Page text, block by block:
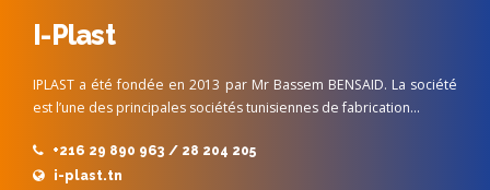
I-Plast
IPLAST a été fondée en 2013 par Mr Bassem BENSAID. La société
est l’une des principales sociétés tunisiennes de fabrication…
+216 29 890 963 / 28 204 205
i-plast.tn